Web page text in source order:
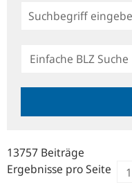
Einfache
Suche
13757 Beiträge
Ergebnisse pro Seite